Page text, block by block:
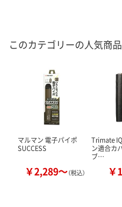
このカテゴリーの人気商品
マルマン 電子パイポ
SUCCESS
￥2,289～（税込）
Trimate
ン適合カ
ブ…
￥